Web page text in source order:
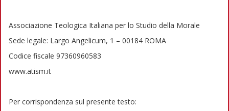
Associazione Teologica Italiana per lo Studio della Morale
Sede legale: Largo Angelicum, 1 – 00184 ROMA
Codice fiscale 97360960583
www.atism.it
Per corrispondenza sul presente testo: